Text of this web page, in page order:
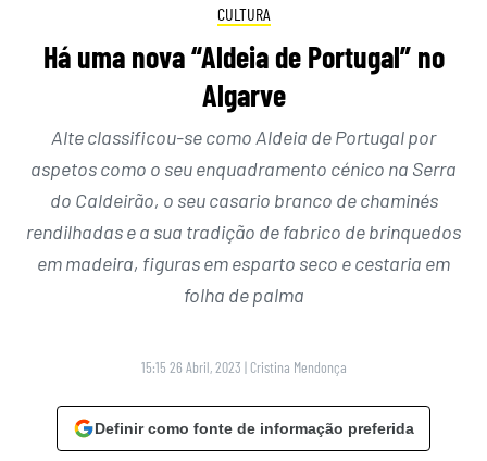
CULTURA
Há uma nova “Aldeia de Portugal” no
Algarve
Alte classificou-se como Aldeia de Portugal por
aspetos como o seu enquadramento cénico na Serra
do Caldeirão, o seu casario branco de chaminés
rendilhadas e a sua tradição de fabrico de brinquedos
em madeira, figuras em esparto seco e cestaria em
folha de palma
15:15 26 Abril, 2023 | Cristina Mendonça
Definir como fonte de informação preferida